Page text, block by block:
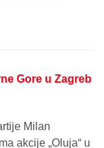
Gore u Zagreb
Milan
akcije „Oluja“ u